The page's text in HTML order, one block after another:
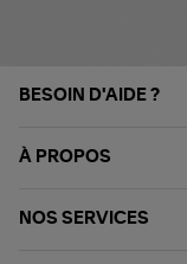
BESOIN D'AIDE ?
À PROPOS
NOS SERVICES